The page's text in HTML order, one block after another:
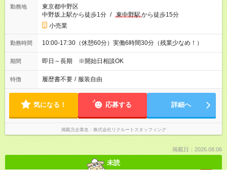
勤務地
東京都中野区
中野坂上駅から徒歩1分 / 東中野駅から徒歩15分
小売業
勤務時間 10:00-17:30（休憩60分）実働6時間30分（残業少なめ！）
期間 即日～長期 ※開始日相談OK
特徴 履歴書不要 / 服装自由
気になる！ 応募する 詳細へ
掲載元企業名 株式会社リクルートスタッフィング
掲載日：2026.08.06
未読